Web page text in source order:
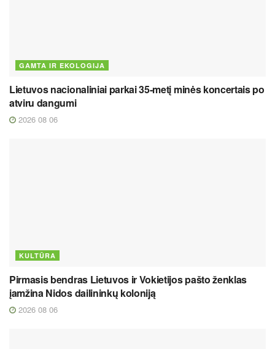
GAMTA IR EKOLOGIJA
Lietuvos nacionaliniai parkai 35-metį minės koncertais po
atviru dangumi
2026 08 06
KULTŪRA
Pirmasis bendras Lietuvos ir Vokietijos pašto ženklas
įamžina Nidos dailininkų koloniją
2026 08 06